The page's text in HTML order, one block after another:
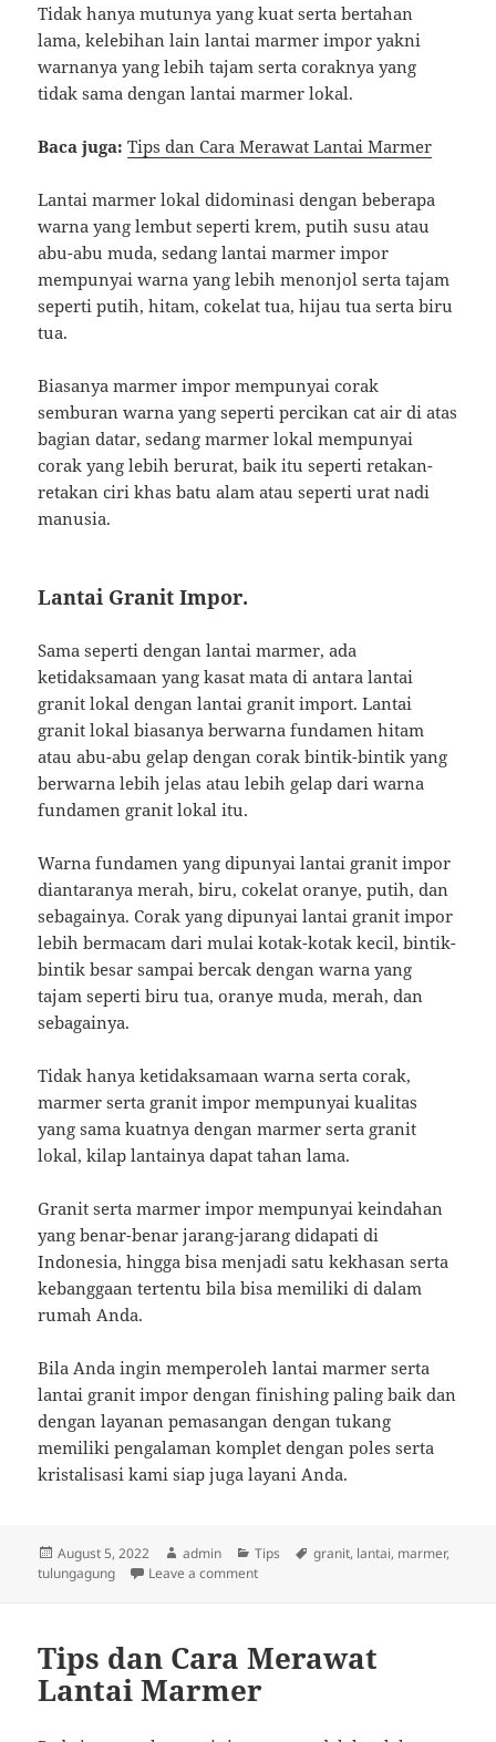
Tidak hanya mutunya yang kuat serta bertahan
lama, kelebihan lain lantai marmer impor yakni
warnanya yang lebih tajam serta coraknya yang
tidak sama dengan lantai marmer lokal.
Baca juga: Tips dan Cara Merawat Lantai Marmer
Lantai marmer lokal didominasi dengan beberapa
warna yang lembut seperti krem, putih susu atau
abu-abu muda, sedang lantai marmer impor
mempunyai warna yang lebih menonjol serta tajam
seperti putih, hitam, cokelat tua, hijau tua serta biru
tua.
Biasanya marmer impor mempunyai corak
semburan warna yang seperti percikan cat air di atas
bagian datar, sedang marmer lokal mempunyai
corak yang lebih berurat, baik itu seperti retakan-
retakan ciri khas batu alam atau seperti urat nadi
manusia.
Lantai Granit Impor.
Sama seperti dengan lantai marmer, ada
ketidaksamaan yang kasat mata di antara lantai
granit lokal dengan lantai granit import. Lantai
granit lokal biasanya berwarna fundamen hitam
atau abu-abu gelap dengan corak bintik-bintik yang
berwarna lebih jelas atau lebih gelap dari warna
fundamen granit lokal itu.
Warna fundamen yang dipunyai lantai granit impor
diantaranya merah, biru, cokelat oranye, putih, dan
sebagainya. Corak yang dipunyai lantai granit impor
lebih bermacam dari mulai kotak-kotak kecil, bintik-
bintik besar sampai bercak dengan warna yang
tajam seperti biru tua, oranye muda, merah, dan
sebagainya.
Tidak hanya ketidaksamaan warna serta corak,
marmer serta granit impor mempunyai kualitas
yang sama kuatnya dengan marmer serta granit
lokal, kilap lantainya dapat tahan lama.
Granit serta marmer impor mempunyai keindahan
yang benar-benar jarang-jarang didapati di
Indonesia, hingga bisa menjadi satu kekhasan serta
kebanggaan tertentu bila bisa memiliki di dalam
rumah Anda.
Bila Anda ingin memperoleh lantai marmer serta
lantai granit impor dengan finishing paling baik dan
dengan layanan pemasangan dengan tukang
memiliki pengalaman komplet dengan poles serta
kristalisasi kami siap juga layani Anda.
Posted
on
August 5, 2022 Author
admin Categories
Tips Tags
granit, lantai, marmer,
tulungagung
Leave a commenton Mau bikin Lantai Marmer dan
Tips dan Cara Merawat
Lantai Marmer